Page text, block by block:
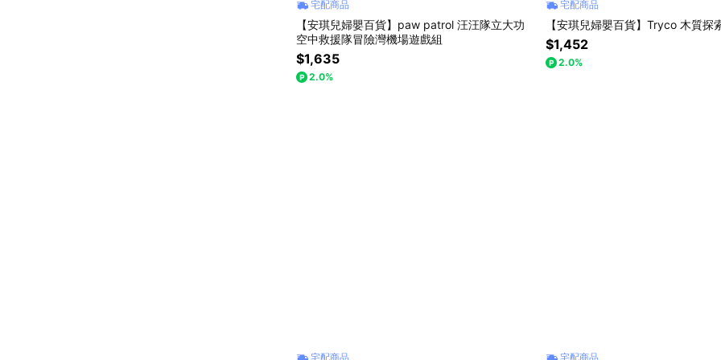
宅配商品
【安琪兒婦嬰百貨】paw patrol 汪汪隊立大功
空中救援隊冒險灣機場遊戲組
$1,635
2.0%
宅配商品
【安琪兒婦嬰百貨】Tryco 木質探
$1,452
2.0%
宅配商品 宅配商品